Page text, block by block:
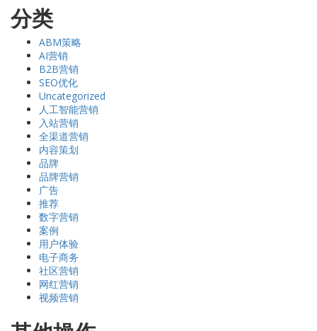
分类
ABM策略
AI营销
B2B营销
SEO优化
Uncategorized
人工智能营销
入站营销
全渠道营销
内容策划
品牌
品牌营销
广告
推荐
数字营销
案例
用户体验
电子商务
社区营销
网红营销
视频营销